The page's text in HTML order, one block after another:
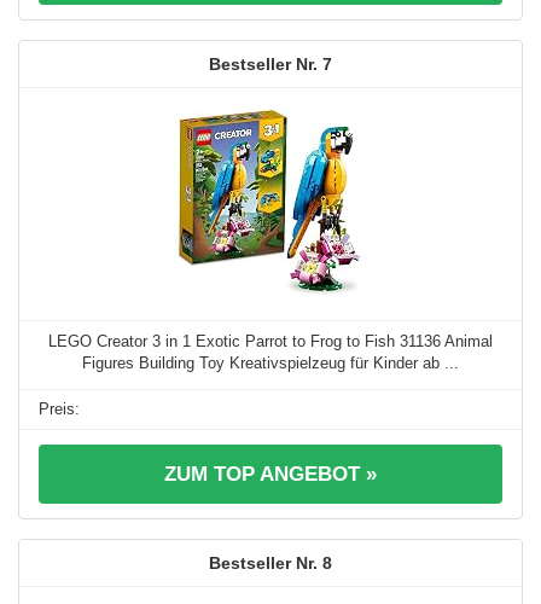
7
LEGO Creator 3 in 1 Exotic Parrot to Frog to Fish 31136 Animal
Figures Building Toy Kreativspielzeug für Kinder ab ...
ZUM TOP ANGEBOT »
8